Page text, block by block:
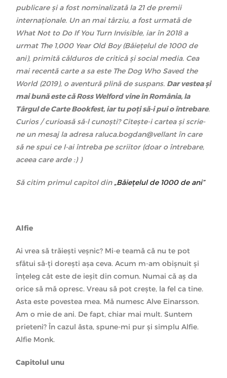
publicare și a fost nominalizată la 21 de premii
internaționale. Un an mai târziu, a fost urmată de
What Not to Do If You Turn Invisible, iar în 2018 a
urmat The 1,000 Year Old Boy (Băiețelul de 1000 de
ani), primită călduros de critică și social media. Cea
mai recentă carte a sa este The Dog Who Saved the
World (2019), o aventură plină de suspans. Dar vestea și
mai bună este că Ross Welford vine în România, la
Târgul de Carte Bookfest, iar tu poți să-i pui o întrebare.
Curios / curioasă să-l cunoști? Citește-i cartea și scrie-
ne un mesaj la adresa raluca.bogdan@vellant în care
să ne spui ce l-ai întreba pe scriitor (doar o întrebare,
aceea care arde :) )
Să citim primul capitol din „Băiețelul de 1000 de ani”
Alfie
Ai vrea să trăiești veșnic? Mi-e teamă că nu te pot
sfătui să-ți dorești așa ceva. Acum m-am obișnuit și
înțeleg cât este de ieșit din comun. Numai că aș da
orice să mă opresc. Vreau să pot crește, la fel ca tine.
Asta este povestea mea. Mă numesc Alve Einarsson.
Am o mie de ani. De fapt, chiar mai mult. Suntem
prieteni? În cazul ăsta, spune-mi pur și simplu Alfie.
Alfie Monk.
Capitolul unu